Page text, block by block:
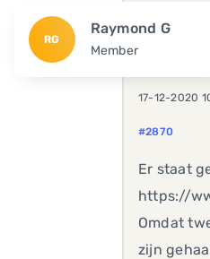
RG
Raymond G
Member
17-12-2020
#2870
Er staat
https://
Omdat
zijn